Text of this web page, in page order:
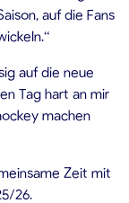
auf die Fans
auf die neue
Tag hart an mir
machen
Zeit mit
26.